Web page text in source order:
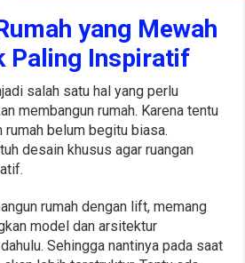
yang Mewah
Paling Inspiratif
salah satu hal yang perlu
membangun rumah. Karena tentu
belum begitu biasa.
desain khusus agar ruangan
rumah dengan lift, memang
model dan arsitektur
Sehingga nantinya pada saat